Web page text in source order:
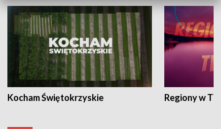
Kocham Świętokrzyskie Regiony w